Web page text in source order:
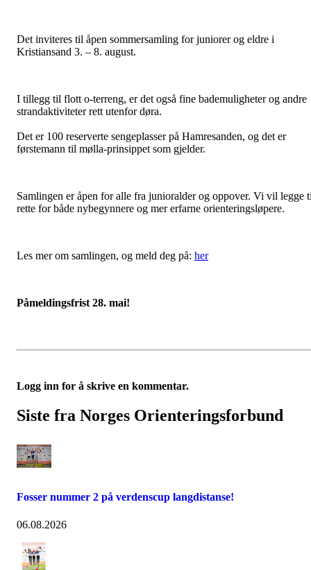
Det inviteres til åpen sommersamling for juniorer og eldre i
Kristiansand 3. – 8. august.
I tillegg til flott o-terreng, er det også fine bademuligheter og andre
strandaktiviteter rett utenfor døra.
Det er 100 reserverte sengeplasser på Hamresanden, og det er
førstemann til mølla-prinsippet som gjelder.
Samlingen er åpen for alle fra junioralder og oppover. Vi vil legge
rette for både nybegynnere og mer erfarne orienteringsløpere.
Les mer om samlingen, og meld deg på: her
Påmeldingsfrist 28. mai!
Logg inn for å skrive en kommentar.
Siste fra Norges Orienteringsforbund
Fosser nummer 2 på verdenscup langdistanse!
06.08.2026